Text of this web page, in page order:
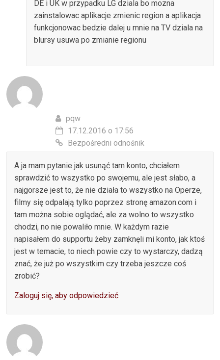
DE i UK w przypadku LG dziala bo mozna
zainstalowac aplikacje zmienic region a aplikacja
funkcjonowac bedzie dalej u mnie na TV dziala na
blursy usuwa po zmianie regionu
pqw
17.12.2016 o 17:56
Bezpośredni odnośnik
A ja mam pytanie jak usunąć tam konto, chciałem
sprawdzić to wszystko po swojemu, ale jest słabo, a
najgorsze jest to, że nie działa to wszystko na Operze,
filmy się odpalają tylko poprzez stronę amazon.com i
tam można sobie oglądać, ale za wolno to wszystko
chodzi, no nie powaliło mnie. W każdym razie
napisałem do supportu żeby zamknęli mi konto, jak ktoś
jest w temacie, to niech powie czy to wystarczy, dadzą
znać, że już po wszystkim czy trzeba jeszcze coś
zrobić?
Zaloguj się, aby odpowiedzieć